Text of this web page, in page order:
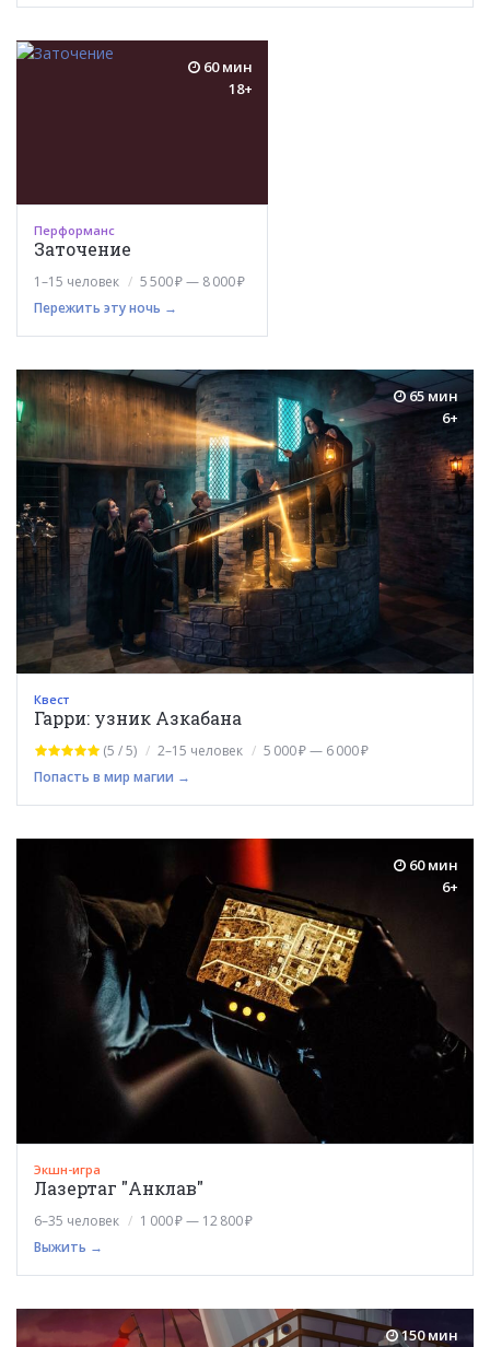
60 мин
18+
Перформанс
Заточение
1–15 человек
5 500 ₽ — 8 000 ₽
Пережить эту ночь →
65 мин
6+
Квест
Гарри: узник Азкабана
(5 / 5) 2–15 человек
5 000 ₽ — 6 000 ₽
Попасть в мир магии →
60 мин
6+
Экшн-игра
Лазертаг "Анклав"
6–35 человек
1 000 ₽ — 12 800 ₽
Выжить →
150 мин